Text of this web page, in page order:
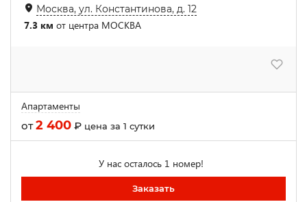
Москва, ул. Константинова, д. 12
7.3 км от центра МОСКВА
Апартаменты
от2 400 ₽ цена за 1 сутки
У нас осталось 1 номер!
Заказать